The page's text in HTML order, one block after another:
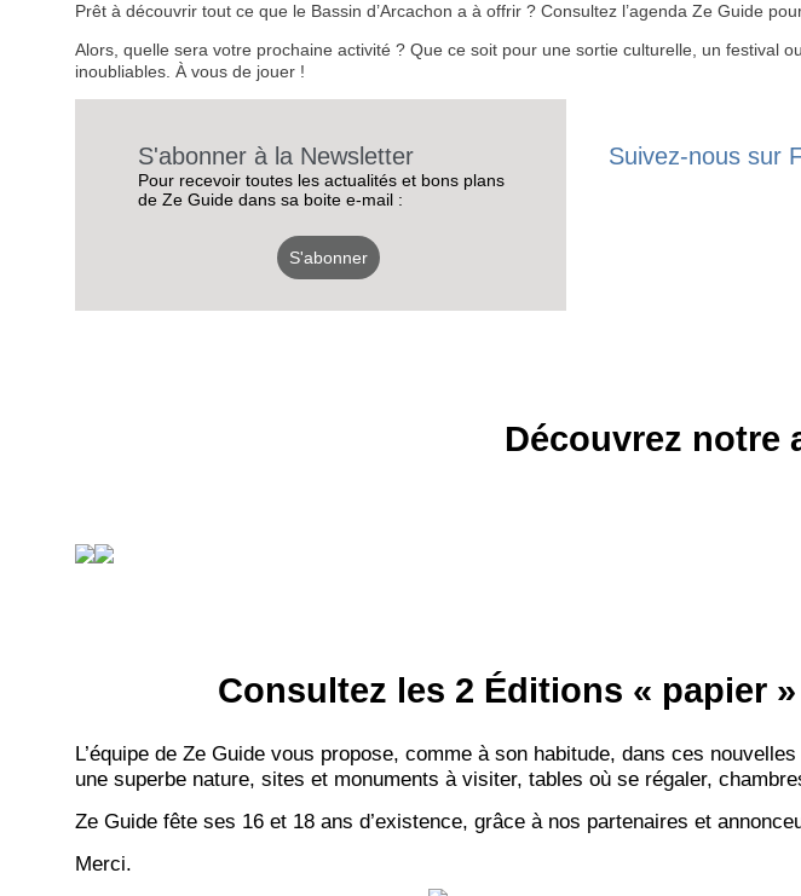
Prêt à découvrir tout ce que le Bassin d’Arcachon a à offrir ? Consultez l’agenda Ze Guide
Alors, quelle sera votre prochaine activité ? Que ce soit pour une sortie culturelle, un festival
inoubliables. À vous de jouer !
S'abonner à la Newsletter
Pour recevoir toutes les actualités et bons plans
de Ze Guide dans sa boite e-mail :
S'abonner
Suivez-nous sur
Découvrez notre
Consultez les 2 Éditions « papier
L’équipe de Ze Guide vous propose, comme à son habitude, dans ces
une superbe nature, sites et monuments à visiter, tables où se régaler,
Ze Guide fête ses 16 et 18 ans d’existence, grâce à nos partenaires et
Merci.